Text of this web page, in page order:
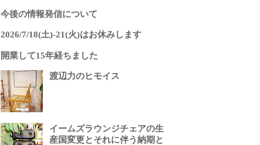
今後の情報発信について
2026/7/18(土)-21(火)はお休みします
開業して15年経ちました
渡辺力のヒモイス
イームズラウンジチェアの生
産国変更とそれに伴う納期と